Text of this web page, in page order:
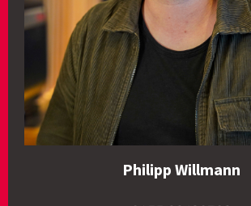
Philipp Willmann